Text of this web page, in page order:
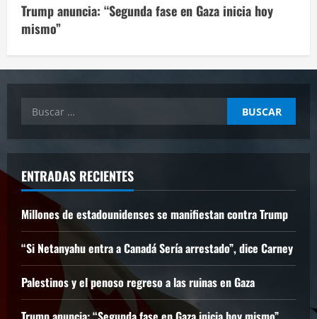
Trump anuncia: “Segunda fase en Gaza inicia hoy
mismo”
Buscar:
ENTRADAS RECIENTES
Millones de estadounidenses se manifiestan contra Trump
“Si Netanyahu entra a Canadá Sería arrestado”, dice Carney
Palestinos y el penoso regreso a las ruinas en Gaza